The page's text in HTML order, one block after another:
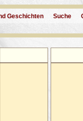
Geschichten Suche